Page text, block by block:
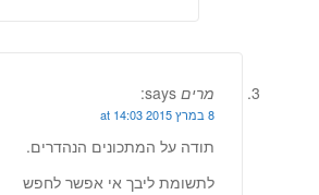
מרים says:
8 במרץ 2015 at 14:03
תודה על המתכונים הנהדרים.
לתשומת ליבך אי אפשר לחפש